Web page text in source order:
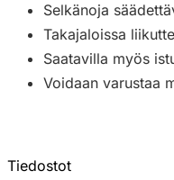
Selkänoja
Takajaloissa
Saatavilla myös
Voidaan varustaa
Tiedostot